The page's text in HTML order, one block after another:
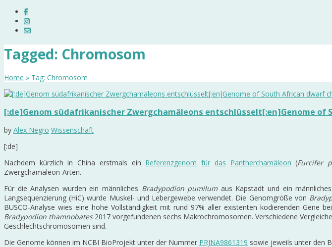
Tagged: Chromosom
Home » Tag: Chromosom
[:de]Genom südafrikanischer Zwergchamäleons entschlüsselt[:en]Genome of
by Alex Negro Wissenschaft
[:de]
Nachdem kürzlich in China erstmals ein Referenzgenom für das Pantherchamäleon (Furcifer
Zwergchamäleon-Arten.
Für die Analysen wurden ein männliches Bradypodion pumilumaus Kapstadt und ein männliches
Langsequenzierung (HiC) wurde Muskel- und Lebergewebe verwendet. Die Genomgröße von
BUSCO-Analyse wies eine hohe Vollständigkeit mit rund 97% aller existenten kodierenden
Bradypodion thamnobates2017 vorgefundenen sechs Makrochromosomen. Verschiedene
Geschlechtschromosomen sind.
Die Genome können im NCBI BioProjekt unter der Nummer PRJNA9861319 sowie jeweils unter den